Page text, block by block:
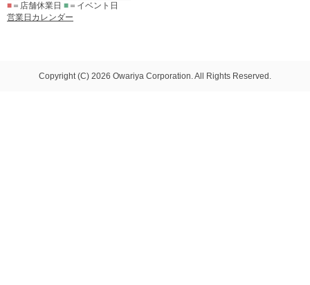
■ ＝店舗休業日 ■ ＝イベント日
営業日カレンダー
Copyright (C) 2026 Owariya Corporation. All Rights Reserved.